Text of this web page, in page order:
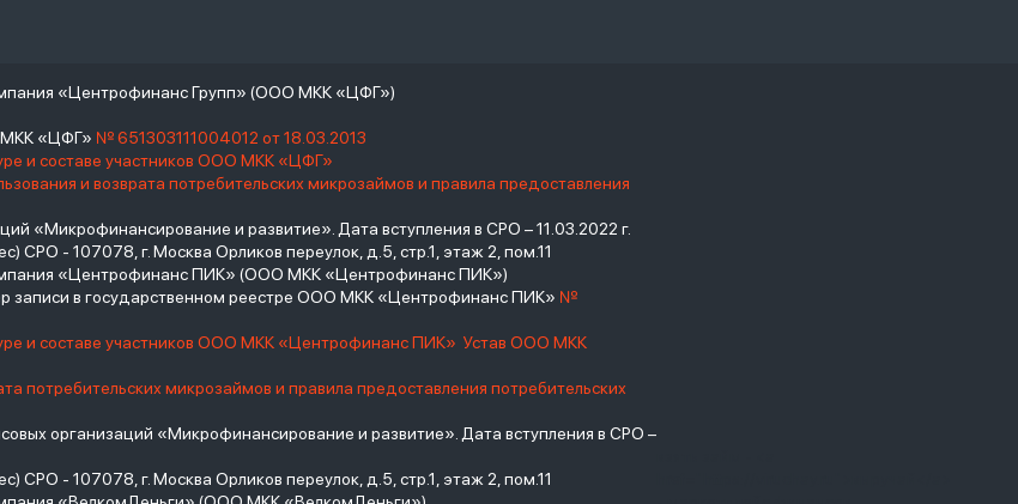
«Центрофинанс Групп» (ООО МКК «ЦФГ»)
МКК «ЦФГ» № 651303111004012 от 18.03.2013
и составе участников ООО МКК «ЦФГ»
и возврата потребительских микрозаймов и правила предоставления
и развитие». Дата вступления в СРО – 11.03.2022 г.
СРО - 107078, г. Москва Орликов переулок, д.5, стр.1, этаж 2, пом.11
«Центрофинанс ПИК» (ООО МКК «Центрофинанс ПИК»)
в государственном реестре ООО МКК «Центрофинанс ПИК» №
и составе участников ООО МКК «Центрофинанс ПИК» Устав ООО МКК
потребительских микрозаймов и правила предоставления потребительских
организаций «Микрофинансирование и развитие». Дата вступления в СРО –
СРО - 107078, г. Москва Орликов переулок, д.5, стр.1, этаж 2, пом.11